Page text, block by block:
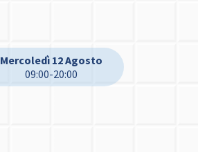
Mercoledì 12 Agosto
09:00-20:00